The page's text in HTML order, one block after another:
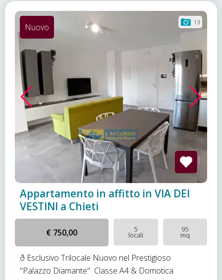
13
Nuovo
Appartamento in affitto in VIA DEI
VESTINI a Chieti
€ 750,00 5
locali
95
mq
ð Esclusivo Trilocale Nuovo nel Prestigioso
"Palazzo Diamante"  Classe A4 & Domotica